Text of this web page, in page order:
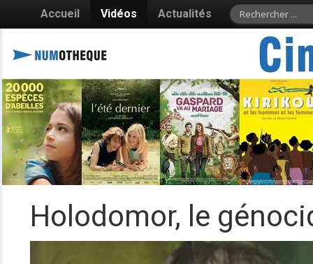
Accueil Vidéos Actualités
Holodomor, le